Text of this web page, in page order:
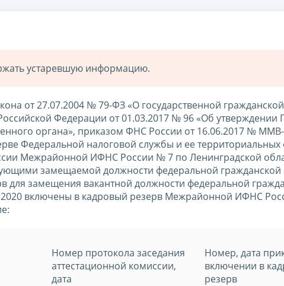
устаревшую информацию.
от 27.07.2004 № 79-ФЗ «О государственной
Федерации от 01.03.2017 № 96 «Об утверждении
органа», приказом ФНС России от 16.06.2017 №
Федеральной налоговой службы и ее территориальных
Межрайонной ИФНС России № 7 по Ленинградской
замещаемой должности федеральной
для замещения вакантной должности федеральной
включены в кадровый резерв Межрайонной ИФНС
Номер протокола заседания
аттестационной комиссии,
дата
Номер, дата
включении в
резерв